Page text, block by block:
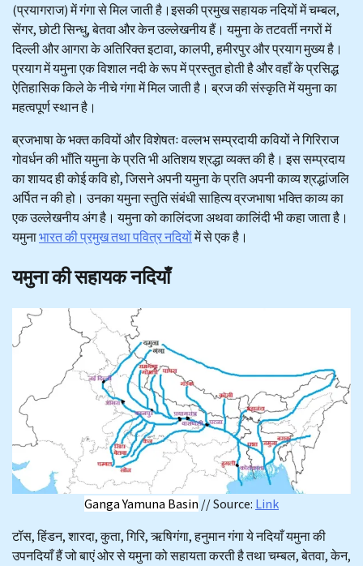
(प्रयागराज) में गंगा से मिल जाती है।इसकी प्रमुख सहायक नदियों में चम्बल,
सेंगर, छोटी सिन्धु, बेतवा और केन उल्लेखनीय हैं। यमुना के तटवर्ती नगरों में
दिल्ली और आगरा के अतिरिक्त इटावा, कालपी, हमीरपुर और प्रयाग मुख्य है।
प्रयाग में यमुना एक विशाल नदी के रूप में प्रस्तुत होती है और वहाँ के प्रसिद्ध
ऐतिहासिक किले के नीचे गंगा में मिल जाती है। ब्रज की संस्कृति में यमुना का
महत्वपूर्ण स्थान है।
ब्रजभाषा के भक्त कवियों और विशेषतः वल्लभ सम्प्रदायी कवियों ने गिरिराज
गोवर्धन की भाँति यमुना के प्रति भी अतिशय श्रद्धा व्यक्त की है। इस सम्प्रदाय
का शायद ही कोई कवि हो, जिसने अपनी यमुना के प्रति अपनी काव्य श्रद्धांजलि
अर्पित न की हो। उनका यमुना स्तुति संबंधी साहित्य व्रजभाषा भक्ति काव्य का
एक उल्लेखनीय अंग है। यमुना को कालिंदजा अथवा कालिंदी भी कहा जाता है।
यमुनाभारत की प्रमुख तथा पवित्र नदियोंमें से एक है।
यमुना की सहायक नदियाँ
Ganga Yamuna Basin // Source: Link
टॉस, हिंडन, शारदा, कुता, गिरि, ऋषिगंगा, हनुमान गंगा ये नदियाँ यमुना की
उपनदियाँ हैं जो बाएं ओर से यमुना को सहायता करती है तथा चम्बल, बेतवा, केन,